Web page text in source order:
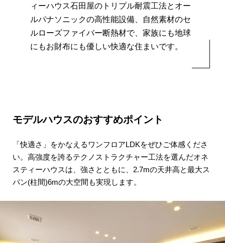
ィーハウス石田屋のトリプル耐震工法とオー
ルパナソニックの高性能設備、
自然素材のセ
ルローズファイバー断熱材で、 家族にも地球
にもお財布にも優しい快適な住まいです。
モデルハウスのおすすめポイント
「快適さ」をかなえるワンフロアLDKをぜひご体感くださ
い。 高強度を誇るテクノストラクチャー工法を選んだオネ
スティーハウスは、強さとともに、 2.7mの天井高と最大ス
パン(柱間)6mの大空間も実現します。